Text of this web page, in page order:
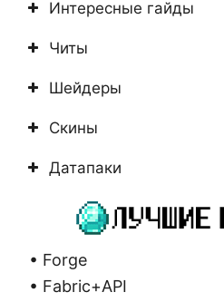
Интересные гайды
Читы
Шейдеры
Скины
Датапаки
• Forge
• Fabric+API